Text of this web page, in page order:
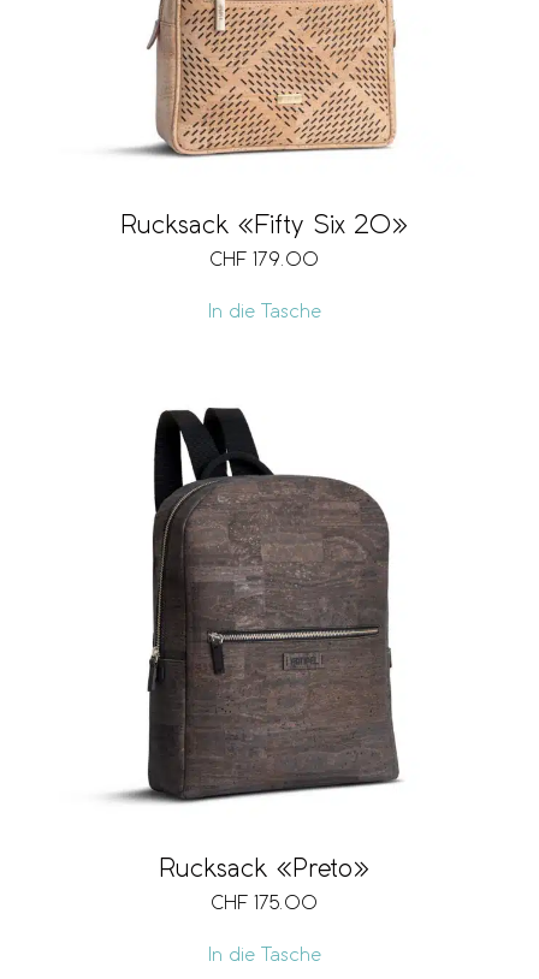
Rucksack «Fifty Six 20»
CHF 179.00
In die Tasche
Rucksack «Preto»
CHF 175.00
In die Tasche